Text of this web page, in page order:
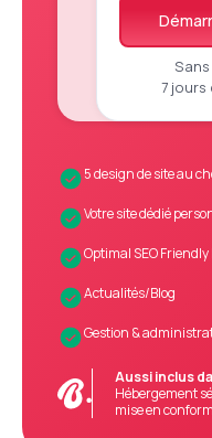
7 jours
5 design de site au
Votre site dédié
Optimal SEO Friendly
Actualités/Blog
Gestion &
Aussi inclus
Hébergement
mise en